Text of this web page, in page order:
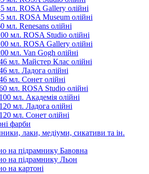
мл. ROSA Gallery олійні
мл. ROSA Museum олійні
мл. Renesans олійні
мл. ROSA Studio олійні
мл. ROSA Gallery олійні
мл. Van Gogh олійні
мл. Майстер Клас олійні
мл. Ладога олійні
мл. Сонет олійні
мл. ROSA Studio олійні
мл. Академія олійні
мл. Ладога олійні
мл. Сонет олійні
фарби
лаки, медіуми, сикативи та ін.
на підрамнику Бавовна
на підрамнику Льон
на картоні